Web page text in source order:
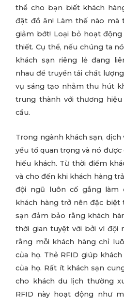
thể cho bạn biết khách
đặt đồ ăn! Làm thế nào mà
giảm bớt! Loại bỏ hoạt
thiết. Cụ thể, nếu chúng ta
khách sạn riêng lẻ đang
nhau để truyền tải chất
vụ sáng tạo nhằm thu hút
trung thành với thương
cầu.
Trong ngành khách sạn,
yếu tố quan trọng và nó được
hiếu khách. Từ thời điểm
và cho đến khi khách hàng
đội ngũ luôn cố gắng làm
khách hàng trở nên đặc biệt
sạn đảm bảo rằng khách
thời gian tuyệt vời bởi vì đội
rằng mỗi khách hàng chỉ
của họ. Thẻ RFID giúp
của họ. Rất ít khách sạn
cho khách du lịch thường
RFID này hoạt động như